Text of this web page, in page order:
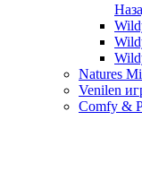
Natures
Venilen
Comfy &